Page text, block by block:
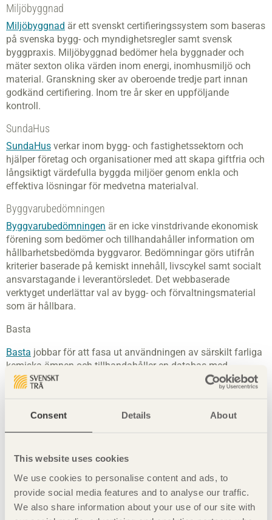
Consent Details About
This website uses cookies
We use cookies to personalise content and ads, to
provide social media features and to analyse our traffic.
We also share information about your use of our site with
Miljöbyggnad
Miljöbyggnad är ett svenskt certifieringssystem som baseras
på svenska bygg- och myndighetsregler samt svensk
byggpraxis. Miljöbyggnad bedömer hela byggnader och
mäter sexton olika värden inom energi, inomhusmiljö och
material. Granskning sker av oberoende tredje part innan
godkänd certifiering. Inom tre år sker en uppföljande
kontroll.
SundaHus
SundaHus verkar inom bygg- och fastighetssektorn och
hjälper företag och organisationer med att skapa giftfria och
långsiktigt värdefulla byggda miljöer genom enkla och
effektiva lösningar för medvetna materialval.
Byggvarubedömningen
Byggvarubedömningen är en icke vinstdrivande ekonomisk
förening som bedömer och tillhandahåller information om
hållbarhetsbedömda byggvaror. Bedömningar görs utifrån
kriterier baserade på kemiskt innehåll, livscykel samt socialt
ansvarstagande i leverantörsledet. Det webbaserade
verktyget underlättar val av bygg- och förvaltningsmaterial
som är hållbara.
Basta
Basta jobbar för att fasa ut användningen av särskilt farliga
kemiska ämnen och tillhandahåller en databas med
anläggningsprodukter som klarar organisationens krav.
Informationen i systemet kvalitetssäkras genom
vinstdrivande bolag och ägs av IVL, Svenska Miljöinstitutet
och branschorganisationen Byggföretagen.
Green Building
Är ett europeiskt system som riktar sig till fastighets- ägare
och förvaltare som vill effektivisera energianvändningen i
sina lokaler och bostäder. Kravet är att byggnaden använder
25 procent mindre energi än tidigare eller jämfört med